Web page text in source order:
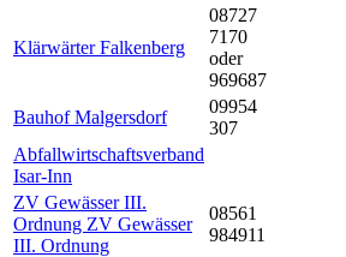
Klärwärter Falkenberg
08727
7170
oder
969687
Bauhof Malgersdorf
09954
307
Abfallwirtschaftsverband
Isar-Inn
ZV Gewässer III.
Ordnung ZV Gewässer
III. Ordnung
08561
984911